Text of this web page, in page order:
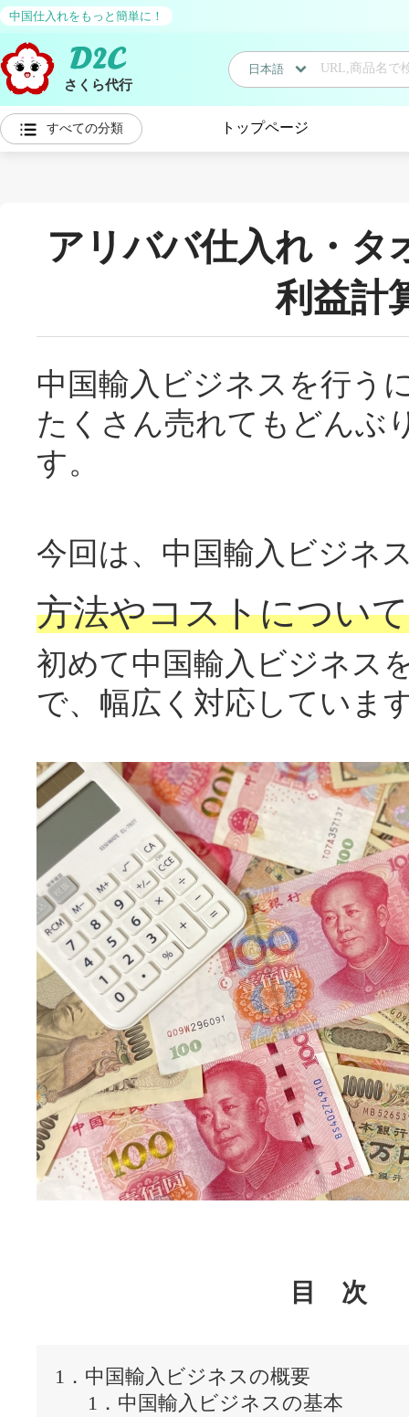
中国仕入れをもっと簡単に！
さくら代行
日本語
日本語
中国語
すべての分類 トップページ
アリババ仕入れ・タ
利益計
中国輸入ビジネスを行う
たくさん売れてもどんぶ
す。
今回は、中国輸入ビジネ
方法やコストについ
初めて中国輸入ビジネス
で、幅広く対応していま
目 次
1．中国輸入ビジネスの概要
1．中国輸入ビジネスの基本